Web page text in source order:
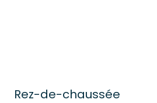
Rez-de-chaussée